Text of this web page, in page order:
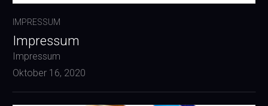
IMPRESSUM
Impressum
Impressum
Oktober 16, 2020